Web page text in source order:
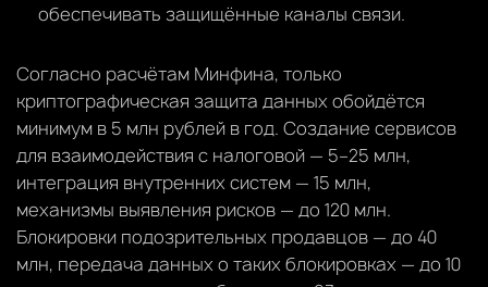
обеспечивать защищённые каналы связи.
Согласно расчётам Минфина, только
криптографическая защита данных обойдётся
минимум в 5 млн рублей в год. Создание сервисов
для взаимодействия с налоговой — 5–25 млн,
интеграция внутренних систем — 15 млн,
механизмы выявления рисков — до 120 млн.
Блокировки подозрительных продавцов — до 40
млн, передача данных о таких блокировках — до 10